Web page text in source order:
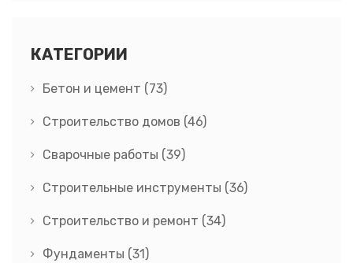
КАТЕГОРИИ
Бетон и цемент (73)
Строительство домов (46)
Сварочные работы (39)
Строительные инструменты (36)
Строительство и ремонт (34)
Фундаменты (31)